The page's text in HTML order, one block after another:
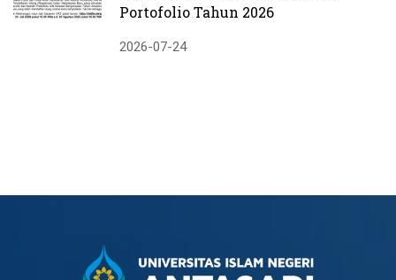
Portofolio Tahun 2026
2026-07-24